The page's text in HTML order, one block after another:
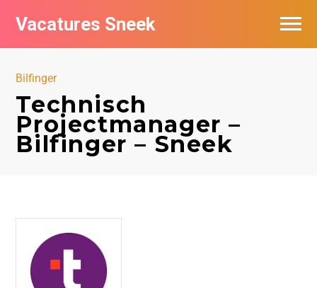
Vacatures Sneek
Bilfinger
Technisch
Projectmanager –
Bilfinger – Sneek
Vacatures per bedrijf
De populairste vacatures in Sneek